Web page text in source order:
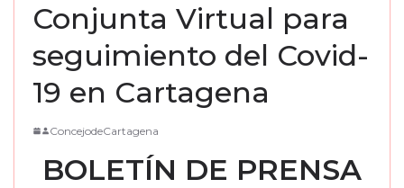
Conjunta Virtual para
seguimiento del Covid-
19 en Cartagena
ConcejodeCartagena
BOLETÍN DE PRENSA